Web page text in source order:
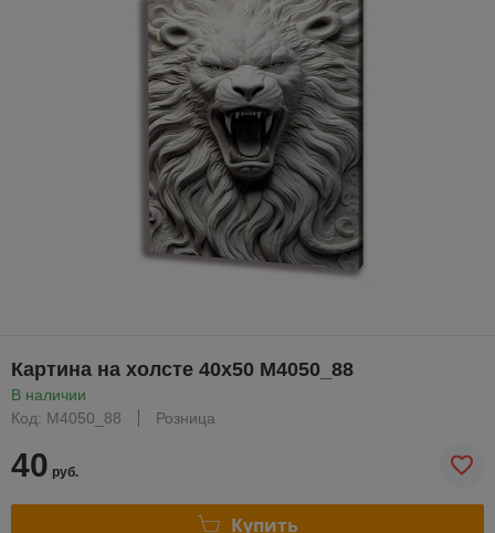
Картина на холсте 40х50 M4050_88
В наличии
Код: M4050_88
Розница
40 руб.
Купить